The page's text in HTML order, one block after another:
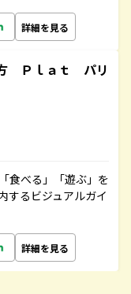
詳細を見る
Ｐｌａｔ パリ
食べる」「遊ぶ」を
するビジュアルガイ
詳細を見る